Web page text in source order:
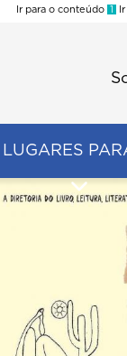
Ir para o conteúdo 1
LUGARES